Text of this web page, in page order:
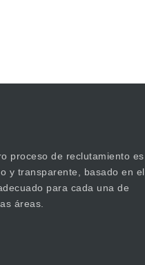
proceso de reclutamiento es
y transparente, basado en el
para cada una de
áreas.